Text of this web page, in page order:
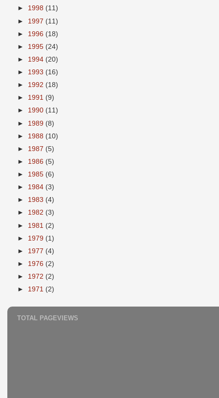
► 1998 (11)
► 1997 (11)
► 1996 (18)
► 1995 (24)
► 1994 (20)
► 1993 (16)
► 1992 (18)
► 1991 (9)
► 1990 (11)
► 1989 (8)
► 1988 (10)
► 1987 (5)
► 1986 (5)
► 1985 (6)
► 1984 (3)
► 1983 (4)
► 1982 (3)
► 1981 (2)
► 1979 (1)
► 1977 (4)
► 1976 (2)
► 1972 (2)
► 1971 (2)
TOTAL PAGEVIEWS